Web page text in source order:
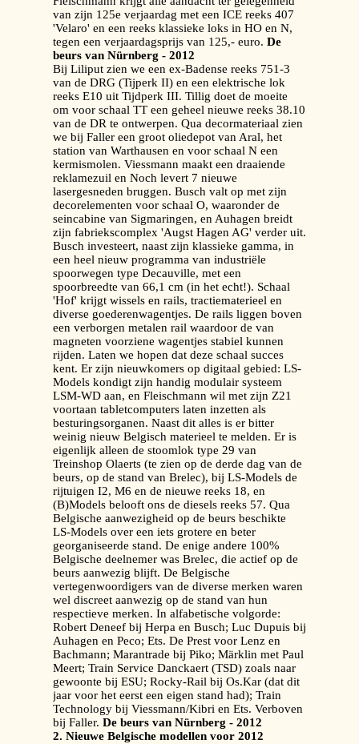
van zijn 125e verjaardag met een ICE reeks 407
'Velaro' en een reeks klassieke loks in HO en N,
tegen een verjaardagsprijs van 125,- euro. De
beurs van Nürnberg - 2012
Bij Liliput zien we een ex-Badense reeks 751-3
van de DRG (Tijperk II) en een elektrische lok
reeks E10 uit Tijdperk III. Tillig doet de moeite
om voor schaal TT een geheel nieuwe reeks 38.10
van de DR te ontwerpen. Qua decormateriaal zien
we bij Faller een groot oliedepot van Aral, het
station van Warthausen en voor schaal N een
kermismolen. Viessmann maakt een draaiende
reklamezuil en Noch levert 7 nieuwe
lasergesneden bruggen. Busch valt op met zijn
decorelementen voor schaal O, waaronder de
seincabine van Sigmaringen, en Auhagen breidt
zijn fabriekscomplex 'Augst Hagen AG' verder uit.
Busch investeert, naast zijn klassieke gamma, in
een heel nieuw programma van industriële
spoorwegen type Decauville, met een
spoorbreedte van 66,1 cm (in het echt!). Schaal
'Hof' krijgt wissels en rails, tractiematerieel en
diverse goederenwagentjes. De rails liggen boven
een verborgen metalen rail waardoor de van
magneten voorziene wagentjes stabiel kunnen
rijden. Laten we hopen dat deze schaal succes
kent. Er zijn nieuwkomers op digitaal gebied: LS-
Models kondigt zijn handig modulair systeem
LSM-WD aan, en Fleischmann wil met zijn Z21
voortaan tabletcomputers laten inzetten als
besturingsorganen. Naast dit alles is er bitter
weinig nieuw Belgisch materieel te melden. Er is
eigenlijk alleen de stoomlok type 29 van
Treinshop Olaerts (te zien op de derde dag van de
beurs, op de stand van Brelec), bij LS-Models de
rijtuigen I2, M6 en de nieuwe reeks 18, en
(B)Models belooft ons de diesels reeks 57. Qua
Belgische aanwezigheid op de beurs beschikte
LS-Models over een iets grotere en beter
georganiseerde stand. De enige andere 100%
Belgische deelnemer was Brelec, die actief op de
beurs aanwezig blijft. De Belgische
vertegenwoordigers van de diverse merken waren
wel discreet aanwezig op de stand van hun
respectieve merken. In alfabetische volgorde:
Robert Deneef bij Herpa en Busch; Luc Dupuis bij
Auhagen en Peco; Ets. De Prest voor Lenz en
Bachmann; Marantrade bij Piko; Märklin met Paul
Meert; Train Service Danckaert (TSD) zoals naar
gewoonte bij ESU; Rocky-Rail bij Os.Kar (dat dit
jaar voor het eerst een eigen stand had); Train
Technology bij Viessmann/Kibri en Ets. Verboven
bij Faller. De beurs van Nürnberg - 2012
2. Nieuwe Belgische modellen voor 2012